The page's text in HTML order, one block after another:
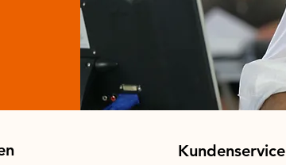
auf 600W möglich) für Balkonkraftwerk
Kundenservice